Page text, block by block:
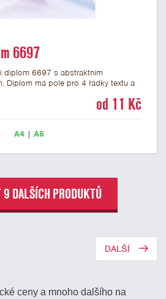
6697
diplom 6697 s abstraktním
Diplom má pole pro 4 řádky textu a
diplom s univerzálnímod 11 Kč
A4| A5
DALŠÍCH PRODUKTŮ
DALŠÍ
ceny a mnoho dalšího na